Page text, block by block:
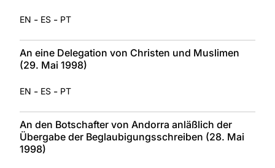
EN - ES - PT
An eine Delegation von Christen und Muslimen
(29. Mai 1998)
EN - ES - PT
An den Botschafter von Andorra anläßlich der
Übergabe der Beglaubigungsschreiben (28. Mai
1998)